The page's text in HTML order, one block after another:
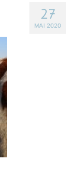
27
MAI 2020